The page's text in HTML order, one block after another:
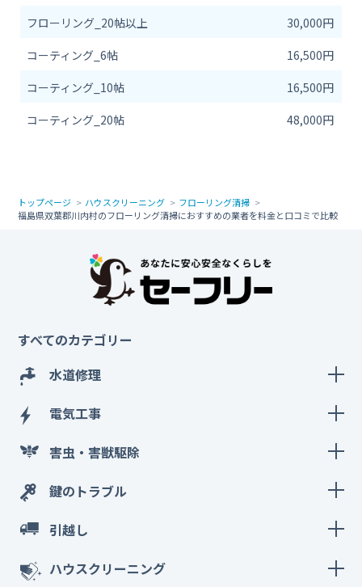
フローリング_20帖以上
30,000円
コーティング_6帖
16,500円
コーティング_10帖
16,500円
コーティング_20帖
48,000円
トップページ ハウスクリーニング
フローリング清掃
福島県双葉郡川内村のフローリング清掃におすすめの業者を料金と口コミで比較
すべてのカテゴリー
水道修理
電気工事
害虫・害獣駆除
鍵のトラブル
引越し
ハウスクリーニング